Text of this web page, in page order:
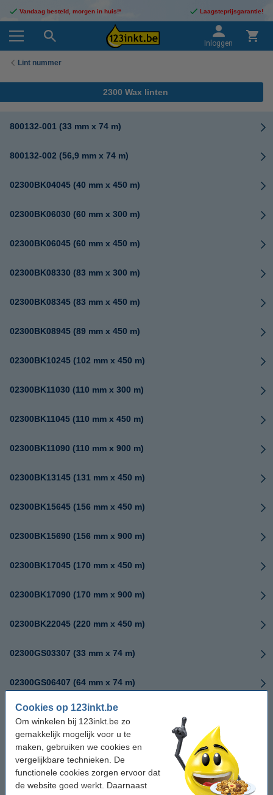
Cookies op 123inkt.be
Om winkelen bij 123inkt.be zo
gemakkelijk mogelijk voor u te
maken, gebruiken we cookies en
vergelijkbare technieken. De
functionele cookies zorgen ervoor dat
de website goed werkt. Daarnaast
Vandaag besteld, morgen in huis!* Laagsteprijsgarantie!
Inloggen
Lint nummer
2300 Wax linten
800132-001 (33 mm x 74 m)
800132-002 (56,9 mm x 74 m)
02300BK04045 (40 mm x 450 m)
02300BK06030 (60 mm x 300 m)
02300BK06045 (60 mm x 450 m)
02300BK08330 (83 mm x 300 m)
02300BK08345 (83 mm x 450 m)
02300BK08945 (89 mm x 450 m)
02300BK10245 (102 mm x 450 m)
02300BK11030 (110 mm x 300 m)
02300BK11045 (110 mm x 450 m)
02300BK11090 (110 mm x 900 m)
02300BK13145 (131 mm x 450 m)
02300BK15645 (156 mm x 450 m)
02300BK15690 (156 mm x 900 m)
02300BK17045 (170 mm x 450 m)
02300BK17090 (170 mm x 900 m)
02300BK22045 (220 mm x 450 m)
02300GS03307 (33 mm x 74 m)
02300GS06407 (64 mm x 74 m)
02300GS08407 (84 mm x 74 m)
02300GS11007 (110 mm x 74 m)
02300GT11030 (110 mm x 300 m)